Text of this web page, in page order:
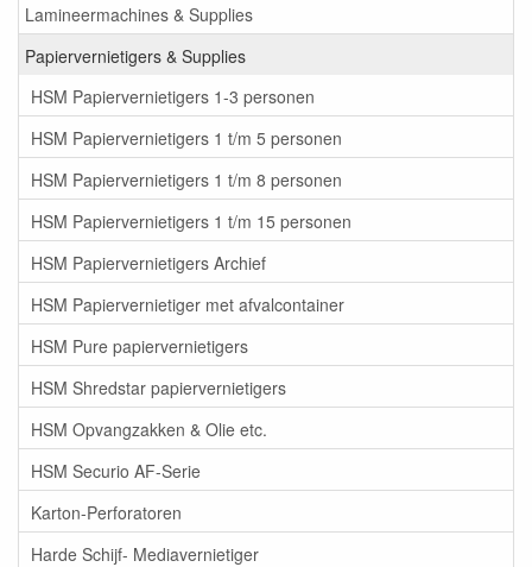
Lamineermachines & Supplies
Papiervernietigers & Supplies
HSM Papiervernietigers 1-3 personen
HSM Papiervernietigers 1 t/m 5 personen
HSM Papiervernietigers 1 t/m 8 personen
HSM Papiervernietigers 1 t/m 15 personen
HSM Papiervernietigers Archief
HSM Papiervernietiger met afvalcontainer
HSM Pure papiervernietigers
HSM Shredstar papiervernietigers
HSM Opvangzakken & Olie etc.
HSM Securio AF-Serie
Karton-Perforatoren
Harde Schijf- Mediavernietiger